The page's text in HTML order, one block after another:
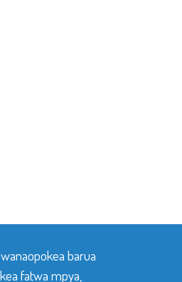
barua
fatwa mpya,